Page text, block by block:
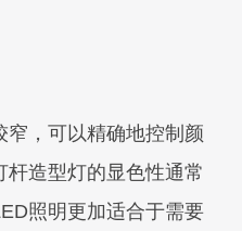
，可以精确地控制颜
造型灯的显色性通常
照明更加适合于需要